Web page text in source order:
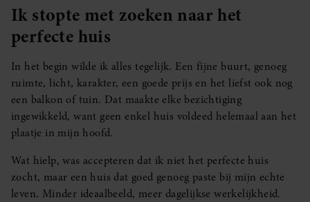
Ik stopte met zoeken naar het
perfecte huis
In het begin wilde ik alles tegelijk. Een fijne buurt, genoeg
ruimte, licht, karakter, een goede prijs en het liefst ook nog
een balkon of tuin. Dat maakte elke bezichtiging
ingewikkeld, want geen enkel huis voldeed helemaal aan het
plaatje in mijn hoofd.
Wat hielp, was accepteren dat ik niet het perfecte huis
zocht, maar een huis dat goed genoeg paste bij mijn echte
leven. Minder ideaalbeeld, meer dagelijkse werkelijkheid.